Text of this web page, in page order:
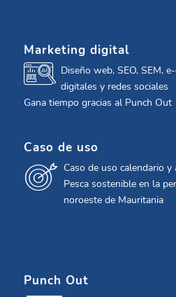
Marketing digital
Diseño web, SEO, SEM,
digitales y redes sociales
Gana tiempo gracias al Punch Out
Caso de uso
Caso de uso calendario
Pesca sostenible en la
noroeste de Mauritania
Punch Out